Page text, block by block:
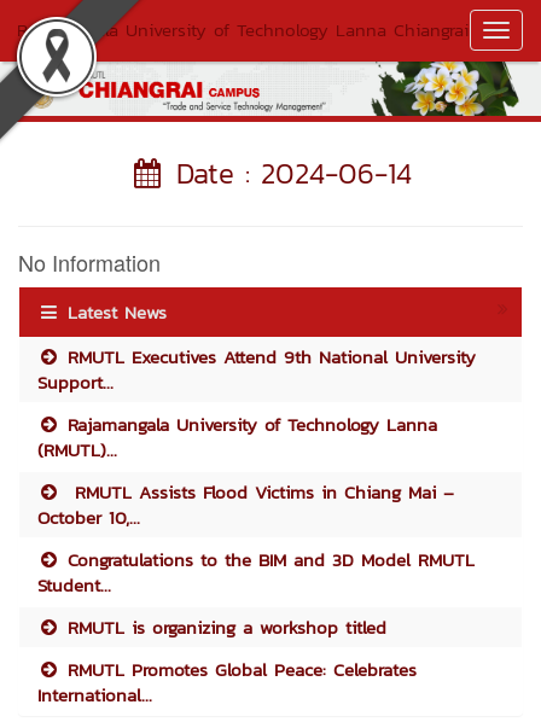
Rajamangala University of Technology Lanna Chiangrai
Date : 2024-06-14
No Information
Latest News
RMUTL Executives Attend 9th National University
Support...
Rajamangala University of Technology Lanna
(RMUTL)...
RMUTL Assists Flood Victims in Chiang Mai –
October 10,...
Congratulations to the BIM and 3D Model RMUTL
Student...
RMUTL is organizing a workshop titled
RMUTL Promotes Global Peace: Celebrates
International...